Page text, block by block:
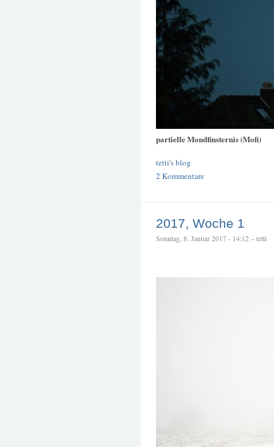
partielle Mondfinsternis (Mofi)
tetti's blog
2 Kommentare
2017, Woche 1
Sonntag, 8. Januar 2017 - 14:12 – tetti